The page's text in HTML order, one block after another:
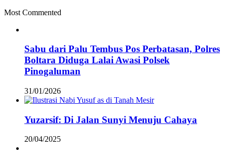
Most Commented
Sabu dari Palu Tembus Pos Perbatasan, Polres
Boltara Diduga Lalai Awasi Polsek
Pinogaluman
31/01/2026
Yuzarsif: Di Jalan Sunyi Menuju Cahaya
20/04/2025